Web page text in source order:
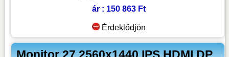
ár : 150 863 Ft
Érdeklődjön